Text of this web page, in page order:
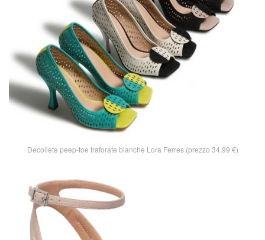
Decollete peep-toe traforate bianche Lora Ferres (prezzo 34,99 €)